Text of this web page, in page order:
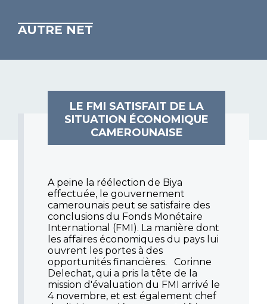
AUTRE NET
LE FMI SATISFAIT DE LA
SITUATION ÉCONOMIQUE
CAMEROUNAISE
A peine la réélection de Biya
effectuée, le gouvernement
camerounais peut se satisfaire des
conclusions du Fonds Monétaire
International (FMI). La manière dont
les affaires économiques du pays lui
ouvrent les portes à des
opportunités financières. Corinne
Delechat, qui a pris la tête de la
mission d'évaluation du FMI arrivé le
4 novembre, et est également chef